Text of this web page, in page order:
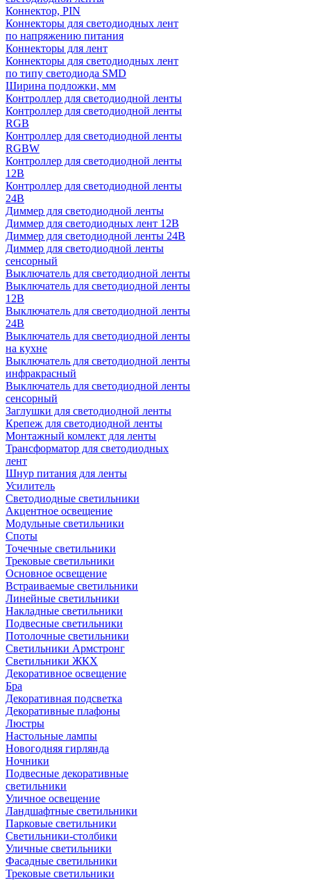
Коннектор, PIN
Коннекторы для светодиодных лент
по напряжению питания
Коннекторы для лент
Коннекторы для светодиодных лент
по типу светодиода SMD
Ширина подложки, мм
Контроллер для светодиодной ленты
Контроллер для светодиодной ленты
RGB
Контроллер для светодиодной ленты
RGBW
Контроллер для светодиодной ленты
12В
Контроллер для светодиодной ленты
24В
Диммер для светодиодной ленты
Диммер для светодиодных лент 12В
Диммер для светодиодной ленты 24В
Диммер для светодиодной ленты
сенсорный
Выключатель для светодиодной ленты
Выключатель для светодиодной ленты
12В
Выключатель для светодиодной ленты
24В
Выключатель для светодиодной ленты
на кухне
Выключатель для светодиодной ленты
инфракрасный
Выключатель для светодиодной ленты
сенсорный
Заглушки для светодиодной ленты
Крепеж для светодиодной ленты
Монтажный комлект для ленты
Трансформатор для светодиодных
лент
Шнур питания для ленты
Усилитель
Светодиодные светильники
Акцентное освещение
Модульные светильники
Споты
Точечные светильники
Трековые светильники
Основное освещение
Встраиваемые светильники
Линейные светильники
Накладные светильники
Подвесные светильники
Потолочные светильники
Светильники Армстронг
Светильники ЖКХ
Декоративное освещение
Бра
Декоративная подсветка
Декоративные плафоны
Люстры
Настольные лампы
Новогодняя гирлянда
Ночники
Подвесные декоративные
светильники
Уличное освещение
Ландшафтные светильники
Парковые светильники
Светильники-столбики
Уличные светильники
Фасадные светильники
Трековые светильники